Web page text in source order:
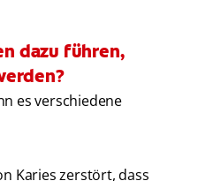
dazu führen,
es verschiedene
Karies zerstört, dass